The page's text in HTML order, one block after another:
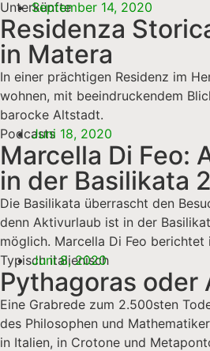
Unterkünfte
Residenza
in Matera
In einer prächtigen Residenz im
wohnen, mit beeindruckendem
barocke Altstadt.
September 14, 2020
Podcasts
Marcella Di Feo:
in der Basilikata
Die Basilikata überrascht den
denn Aktivurlaub ist in der
möglich. Marcella Di Feo berichtet
Juni 18, 2020
Typisch italienisch
Pythagoras oder
Eine Grabrede zum 2.500sten
des Philosophen und
in Italien, in Crotone und
Juni 8, 2020